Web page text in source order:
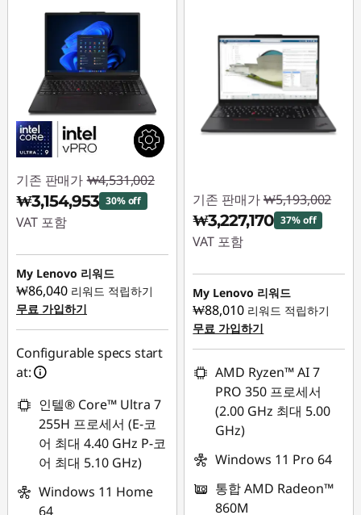
A
M
D
기존 판매가 ₩4,531,002
₩3,154,953 30% off
VAT 포함
즉시 할인: :-
₩1,376,049
My Lenovo 리워드
₩86,040 리워드 적립하기
무료 가입하기
Configurable specs start
at:
인텔® Core™ Ultra 7
255H 프로세서 (E-코
어 최대 4.40 GHz P-코
어 최대 5.10 GHz)
Windows 11 Home
64
기존 판매가 ₩5,193,002
₩3,227,170 37% off
VAT 포함
즉시 할인: :-
₩1,965,832
My Lenovo 리워드
₩88,010 리워드 적립하기
무료 가입하기
AMD Ryzen™ AI 7
PRO 350 프로세서
(2.00 GHz 최대 5.00
GHz)
Windows 11 Pro 64
통합 AMD Radeon™
860M